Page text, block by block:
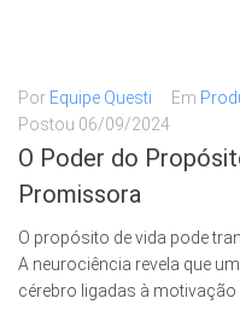
Por Equipe Questi Em
Postou 06/09/2024
O Poder do
Promissora
O propósito de vida pode
A neurociência revela que
cérebro ligadas à motivação